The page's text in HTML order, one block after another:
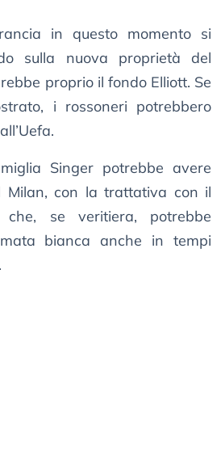
in questo momento si
sulla nuova proprietà del
proprio il fondo Elliott. Se
i rossoneri potrebbero
Singer potrebbe avere
con la trattativa con il
che, se veritiera, potrebbe
bianca anche in tempi